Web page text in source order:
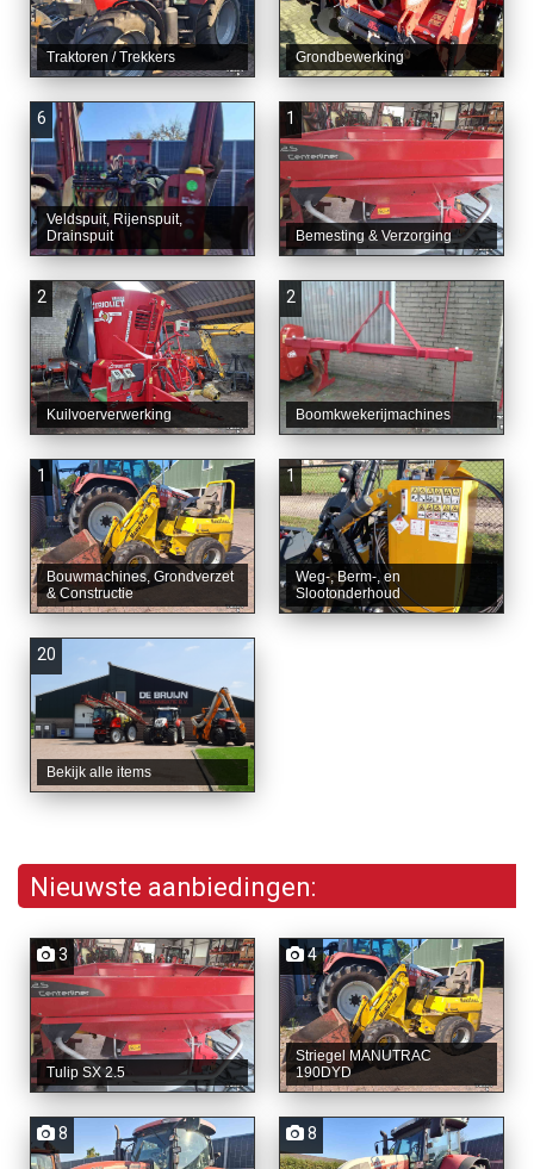
Traktoren / Trekkers Grondbewerking
6
Veldspuit, Rijenspuit,
Drainspuit
1
Bemesting & Verzorging
2
Kuilvoerverwerking
2
Boomkwekerijmachines
1
Bouwmachines, Grondverzet
& Constructie
1
Weg-, Berm-, en
Slootonderhoud
20
Bekijk alle items
Nieuwste aanbiedingen:
3
Tulip SX 2.5
4
Striegel MANUTRAC
190DYD
8 8